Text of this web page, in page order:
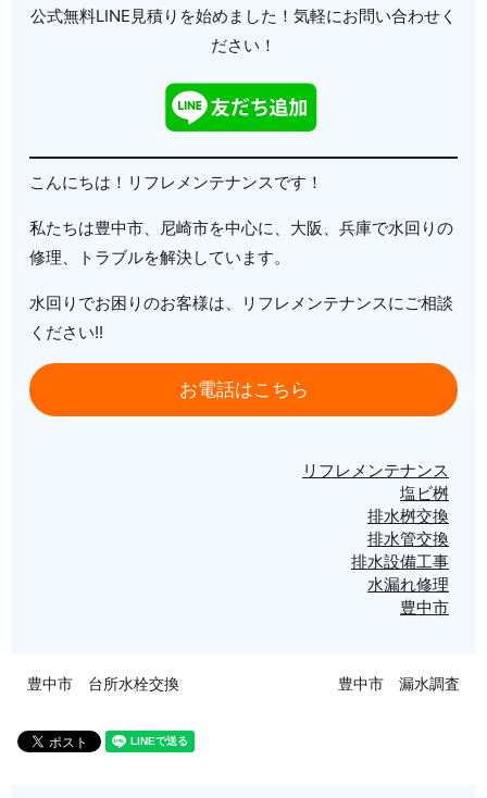
公式無料LINE見積りを始めました！気軽にお問い合わせく
ださい！
こんにちは！リフレメンテナンスです！
私たちは豊中市、尼崎市を中心に、大阪、兵庫で水回りの
修理、トラブルを解決しています。
水回りでお困りのお客様は、リフレメンテナンスにご相談
ください!!
お電話はこちら
リフレメンテナンス
塩ビ桝
排水桝交換
排水管交換
排水設備工事
水漏れ修理
豊中市
豊中市 台所水栓交換 豊中市 漏水調査